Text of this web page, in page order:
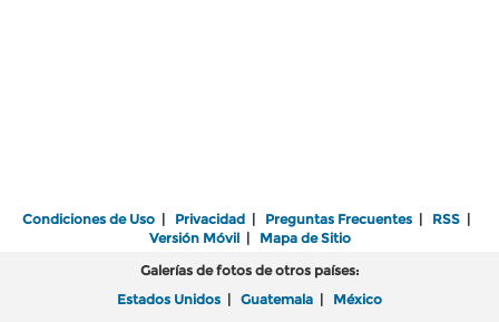
Condiciones de Uso | Privacidad | Preguntas Frecuentes | RSS |
Versión Móvil| Mapa de Sitio
Galerías de fotos de otros países:
Estados Unidos | Guatemala | México